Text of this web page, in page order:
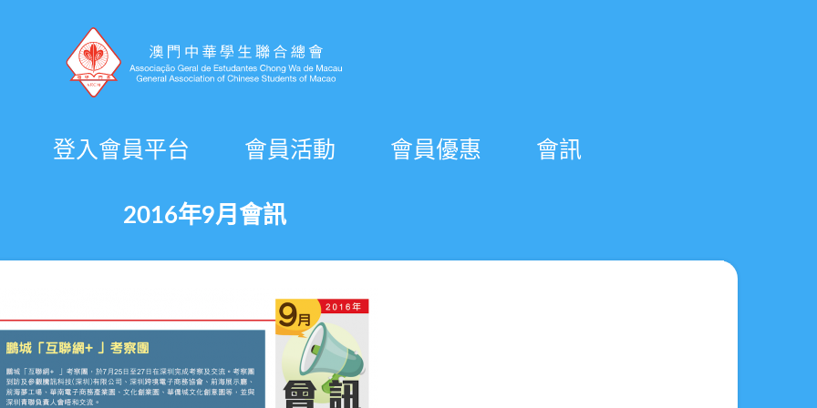
登入會員平台 會員活動 會員優惠 會訊
2016年9月會訊